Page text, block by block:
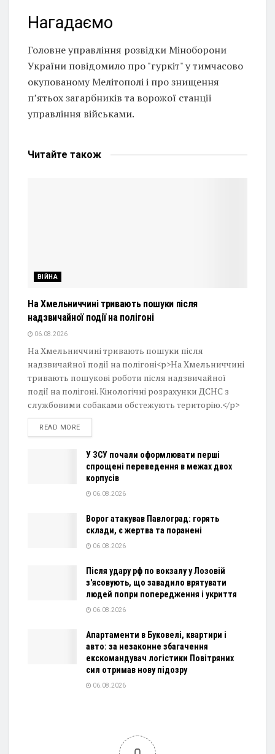
Нагадаємо
Головне управління розвідки Міноборони
України повідомило про "гуркіт" у тимчасово
окупованому Мелітополі і про знищення
п’ятьох загарбників та ворожої станції
управління військами.
Читайте також
ВІЙНА
На Хмельниччині тривають пошуки після
надзвичайної події на полігоні
06.08.2026
На Хмельниччині тривають пошуки після
надзвичайної події на полігоні<p>На Хмельниччині
тривають пошукові роботи після надзвичайної
події на полігоні. Кінологічні розрахунки ДСНС з
службовими собаками обстежують територію.</p>
READ MOREDETAILS
У ЗСУ почали оформлювати перші
спрощені переведення в межах двох
корпусів
06.08.2026
Ворог атакував Павлоград: горять
склади, є жертва та поранені
06.08.2026
Після удару рф по вокзалу у Лозовій
з'ясовують, що завадило врятувати
людей попри попередження і укриття
06.08.2026
Апартаменти в Буковелі, квартири і
авто: за незаконне збагачення
екскомандувач логістики Повітряних
сил отримав нову підозру
06.08.2026